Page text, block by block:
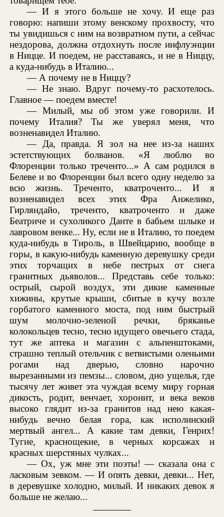
— И я этого больше не хочу. И еще раз
говорю: напиши этому венскому прохвосту, что
ты увидишься с ним на возвратном пути, а сейчас
нездорова, должна отдохнуть после инфлуэнции
в Ницце. И поедем, не расставаясь, и не в Ниццу,
а куда-нибудь в Италию...
— А почему не в Ниццу?
— Не знаю. Вдруг почему-то расхотелось.
Главное — поедем вместе!
— Милый, мы об этом уже говорили. И
почему Италия? Ты же уверял меня, что
возненавидел Италию.
— Да, правда. Я зол на нее из-за наших
эстетствующих болванов. «Я люблю во
Флоренции только треченто...» А сам родился в
Белеве и во Флоренции был всего одну неделю за
всю жизнь. Треченто, кватроченто... И я
возненавидел всех этих Фра Анжелико,
Гирляндайо, треченто, кватроченто и даже
Беатриче и сухоликого Данте в бабьем шлыке и
лавровом венке... Ну, если не в Италию, то поедем
куда-нибудь в Тироль, в Швейцарию, вообще в
горы, в какую-нибудь каменную деревушку среди
этих торчащих в небе пестрых от снега
гранитных дьяволов... Представь себе только:
острый, сырой воздух, эти дикие каменные
хижины, крутые крыши, сбитые в кучу возле
горбатого каменного моста, под ним быстрый
шум молочно-зеленой речки, бряканье
колокольцев тесно, тесно идущего овечьего стада,
тут же аптека и магазин с альпенштоками,
страшно теплый отельчик с ветвистыми оленьими
рогами над дверью, словно нарочно
вырезанными из пемзы... словом, дно ущелья, где
тысячу лет живет эта чуждая всему миру горная
дикость, родит, венчает, хоронит, и века веков
высоко глядит из-за гранитов над нею какая-
нибудь вечно белая гора, как исполинский
мертвый ангел... А какие там девки, Генрих!
Тугие, краснощекие, в черных корсажах и
красных шерстяных чулках...
— Ох, уж мне эти поэты! — сказала она с
ласковым зевком. — И опять девки, девки... Нет,
в деревушке холодно, милый. И никаких девок я
больше не желаю...